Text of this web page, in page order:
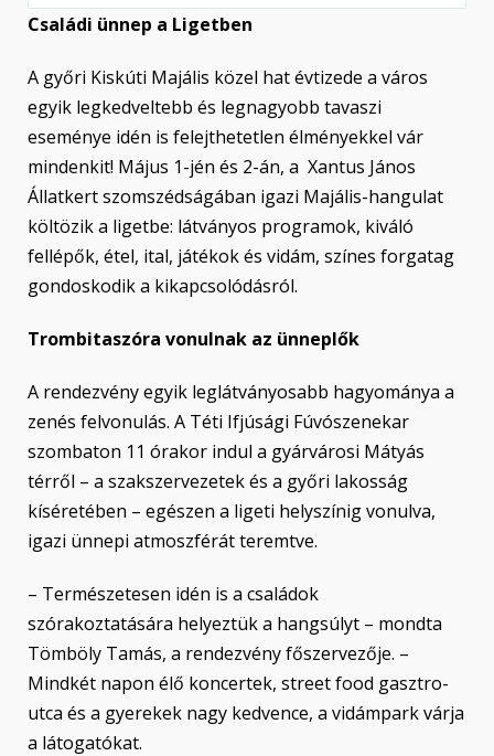
Családi ünnep a Ligetben
A győri Kiskúti Majális közel hat évtizede a város
egyik legkedveltebb és legnagyobb tavaszi
eseménye idén is felejthetetlen élményekkel vár
mindenkit! Május 1-jén és 2-án, a Xantus János
Állatkert szomszédságában igazi Majális-hangulat
költözik a ligetbe: látványos programok, kiváló
fellépők, étel, ital, játékok és vidám, színes forgatag
gondoskodik a kikapcsolódásról.
Trombitaszóra vonulnak az ünneplők
A rendezvény egyik leglátványosabb hagyománya a
zenés felvonulás. A Téti Ifjúsági Fúvószenekar
szombaton 11 órakor indul a gyárvárosi Mátyás
térről – a szakszervezetek és a győri lakosság
kíséretében – egészen a ligeti helyszínig vonulva,
igazi ünnepi atmoszférát teremtve.
– Természetesen idén is a családok
szórakoztatására helyeztük a hangsúlyt – mondta
Tömböly Tamás, a rendezvény főszervezője. –
Mindkét napon élő koncertek, street food gasztro-
utca és a gyerekek nagy kedvence, a vidámpark várja
a látogatókat.